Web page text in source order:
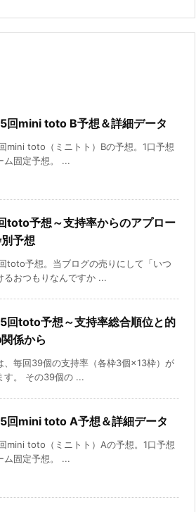
回mini toto B予想＆詳細データ
mini toto（ミニトト）Bの予想。1口予想
ム固定予想。 ...
toto予想～支持率からのアプロー
予想
toto予想。当ブログの売りにして「いつ
るおつもりなんですか ...
回toto予想～支持率総合順位と的
係から
毎回39個の支持率（各枠3個×13枠）が
す。 その39個の ...
回mini toto A予想＆詳細データ
mini toto（ミニトト）Aの予想。1口予想
ム固定予想。 ...